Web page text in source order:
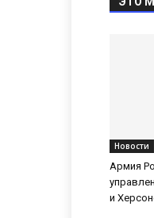
Новости
Армия
и